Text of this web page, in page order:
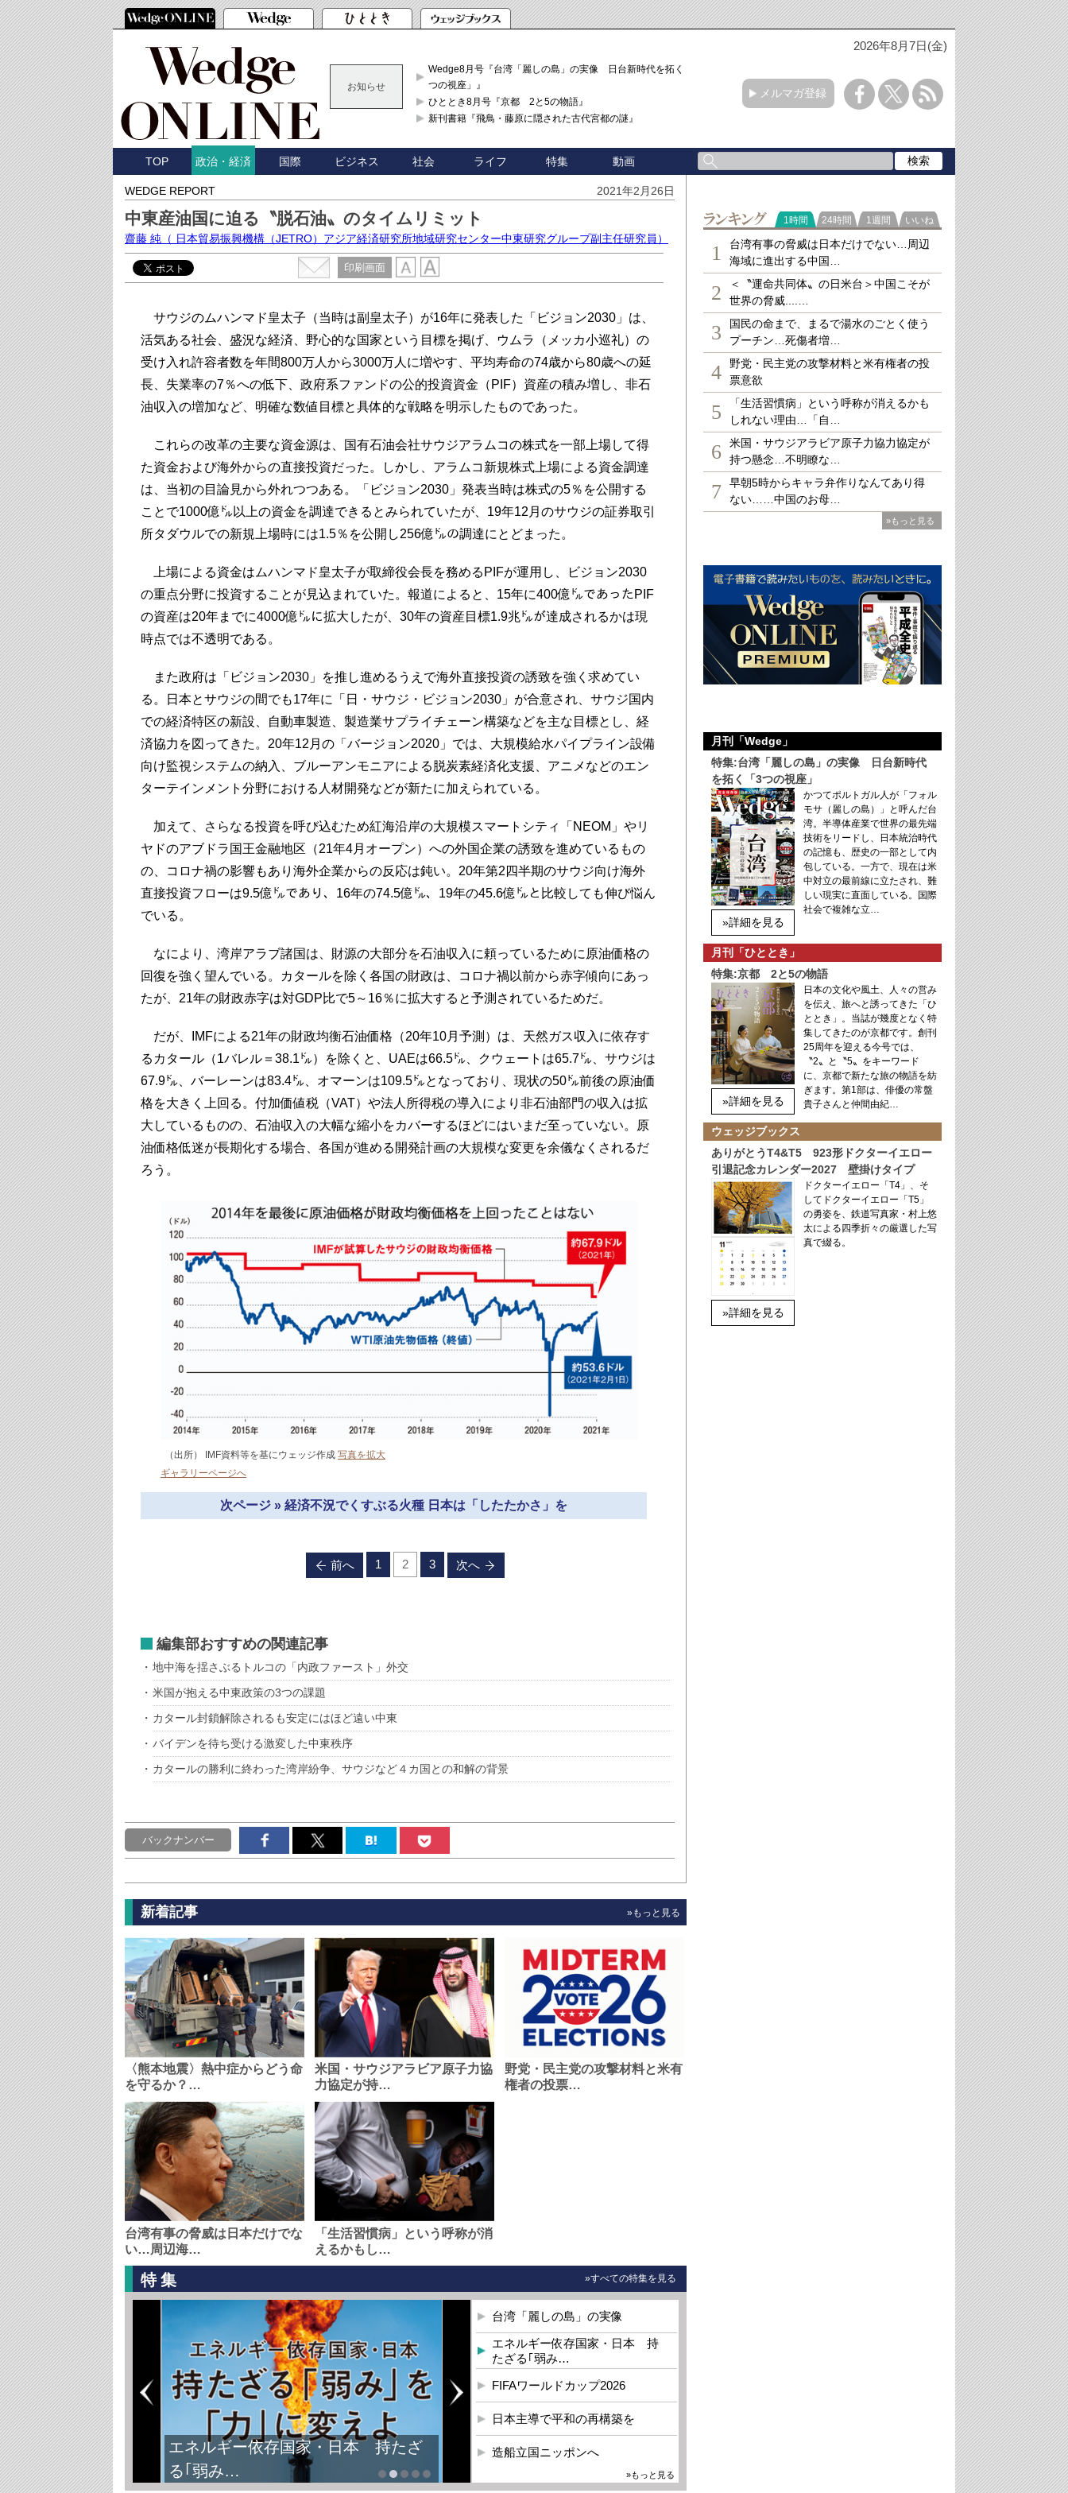
2026年8月7日(金)
お知らせ
Wedge8月号『台湾「麗しの島」の実像 日台新時代を拓く「3
つの視座」』
ひととき8月号『京都 2と5の物語』
新刊書籍『飛鳥・藤原に隠された古代宮都の謎』
メルマガ登録
TOP 政治・経済 国際 ビジネス 社会 ライフ 特集 動画
WEDGE REPORT 2021年2月26日
中東産油国に迫る〝脱石油〟のタイムリミット
齋藤 純 （ 日本貿易振興機構（JETRO）アジア経済研究所地域研究センター中東研究グループ副主任研究員）
印刷画面
サウジのムハンマド皇太子（当時は副皇太子）が16年に発表した「ビジョン2030」は、
活気ある社会、盛況な経済、野心的な国家という目標を掲げ、ウムラ（メッカ小巡礼）の
受け入れ許容者数を年間800万人から3000万人に増やす、平均寿命の74歳から80歳への延
長、失業率の7％への低下、政府系ファンドの公的投資資金（PIF）資産の積み増し、非石
油収入の増加など、明確な数値目標と具体的な戦略を明示したものであった。
これらの改革の主要な資金源は、国有石油会社サウジアラムコの株式を一部上場して得
た資金および海外からの直接投資だった。しかし、アラムコ新規株式上場による資金調達
は、当初の目論見から外れつつある。「ビジョン2030」発表当時は株式の5％を公開する
ことで1000億㌦以上の資金を調達できるとみられていたが、19年12月のサウジの証券取引
所タダウルでの新規上場時には1.5％を公開し256億㌦の調達にとどまった。
上場による資金はムハンマド皇太子が取締役会長を務めるPIFが運用し、ビジョン2030
の重点分野に投資することが見込まれていた。報道によると、15年に400億㌦であったPIF
の資産は20年までに4000億㌦に拡大したが、30年の資産目標1.9兆㌦が達成されるかは現
時点では不透明である。
また政府は「ビジョン2030」を推し進めるうえで海外直接投資の誘致を強く求めてい
る。日本とサウジの間でも17年に「日・サウジ・ビジョン2030」が合意され、サウジ国内
での経済特区の新設、自動車製造、製造業サプライチェーン構築などを主な目標とし、経
済協力を図ってきた。20年12月の「バージョン2020」では、大規模給水パイプライン設備
向け監視システムの納入、ブルーアンモニアによる脱炭素経済化支援、アニメなどのエン
ターテインメント分野における人材開発などが新たに加えられている。
加えて、さらなる投資を呼び込むため紅海沿岸の大規模スマートシティ「NEOM」やリ
ヤドのアブドラ国王金融地区（21年4月オープン）への外国企業の誘致を進めているもの
の、コロナ禍の影響もあり海外企業からの反応は鈍い。20年第2四半期のサウジ向け海外
直接投資フローは9.5億㌦であり、16年の74.5億㌦、19年の45.6億㌦と比較しても伸び悩ん
でいる。
なにより、湾岸アラブ諸国は、財源の大部分を石油収入に頼っているために原油価格の
回復を強く望んでいる。カタールを除く各国の財政は、コロナ禍以前から赤字傾向にあっ
たが、21年の財政赤字は対GDP比で5～16％に拡大すると予測されているためだ。
だが、IMFによる21年の財政均衡石油価格（20年10月予測）は、天然ガス収入に依存す
るカタール（1バレル＝38.1㌦）を除くと、UAEは66.5㌦、クウェートは65.7㌦、サウジは
67.9㌦、バーレーンは83.4㌦、オマーンは109.5㌦となっており、現状の50㌦前後の原油価
格を大きく上回る。付加価値税（VAT）や法人所得税の導入により非石油部門の収入は拡
大しているものの、石油収入の大幅な縮小をカバーするほどにはいまだ至っていない。原
油価格低迷が長期化する場合、各国が進める開発計画の大規模な変更を余儀なくされるだ
ろう。
（出所） IMF資料等を基にウェッジ作成 写真を拡大
ギャラリーページへ
次ページ » 経済不況でくすぶる火種 日本は「したたかさ」を
前へ 1 2 3 次へ
編集部おすすめの関連記事
地中海を揺さぶるトルコの「内政ファースト」外交
米国が抱える中東政策の3つの課題
カタール封鎖解除されるも安定にはほど遠い中東
バイデンを待ち受ける激変した中東秩序
カタールの勝利に終わった湾岸紛争、サウジなど４カ国との和解の背景
バックナンバー
新着記事 »もっと見る
〈熊本地震〉熱中症からどう命
を守るか？…
米国・サウジアラビア原子力協
力協定が持…
野党・民主党の攻撃材料と米有
権者の投票…
台湾有事の脅威は日本だけでな
い…周辺海…
「生活習慣病」という呼称が消
えるかもし…
特集 »すべての特集を見る
エネルギー依存国家・日本 持たざ
る｢弱み…
台湾「麗しの島」の実像
エネルギー依存国家・日本 持
たざる｢弱み…
FIFAワールドカップ2026
日本主導で平和の再構築を
造船立国ニッポンへ
»もっと見る
ランキング
1時間 24時間 1週間 いいね
1
台湾有事の脅威は日本だけでない…周辺
海域に進出する中国…
2
＜〝運命共同体〟の日米台＞中国こそが
世界の脅威....…
3
国民の命まで、まるで湯水のごとく使う
プーチン…死傷者増…
4
野党・民主党の攻撃材料と米有権者の投
票意欲
5
「生活習慣病」という呼称が消えるかも
しれない理由…「自…
6
米国・サウジアラビア原子力協力協定が
持つ懸念…不明瞭な…
7
早朝5時からキャラ弁作りなんてあり得
ない……中国のお母…
»もっと見る
月刊「Wedge」
特集:台湾「麗しの島」の実像 日台新時代
を拓く「3つの視座」
»詳細を見る
かつてポルトガル人が「フォル
モサ（麗しの島）」と呼んだ台
湾。半導体産業で世界の最先端
技術をリードし、日本統治時代
の記憶も、歴史の一部として内
包している。一方で、現在は米
中対立の最前線に立たされ、難
しい現実に直面している。国際
社会で複雑な立…
月刊「ひととき」
特集:京都 2と5の物語
»詳細を見る
日本の文化や風土、人々の営み
を伝え、旅へと誘ってきた「ひ
ととき」。当誌が幾度となく特
集してきたのが京都です。創刊
25周年を迎える今号では、
〝2〟と〝5〟をキーワード
に、京都で新たな旅の物語を紡
ぎます。第1部は、俳優の常盤
貴子さんと仲間由紀…
ウェッジブックス
ありがとうT4&T5 923形ドクターイエロー
引退記念カレンダー2027 壁掛けタイプ
»詳細を見る
ドクターイエロー「T4」、そ
してドクターイエロー「T5」
の勇姿を、鉄道写真家・村上悠
太による四季折々の厳選した写
真で綴る。